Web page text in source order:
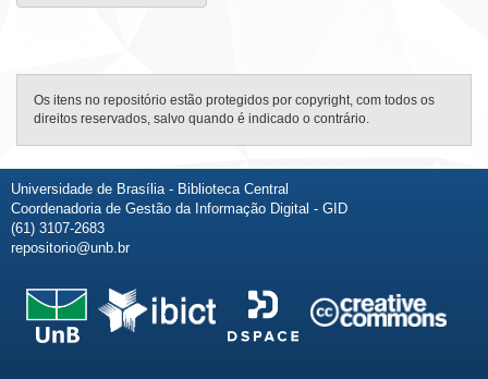
Os itens no repositório estão protegidos por copyright, com todos os
direitos reservados, salvo quando é indicado o contrário.
Universidade de Brasília - Biblioteca Central
Coordenadoria de Gestão da Informação Digital - GID
(61) 3107-2683
repositorio@unb.br